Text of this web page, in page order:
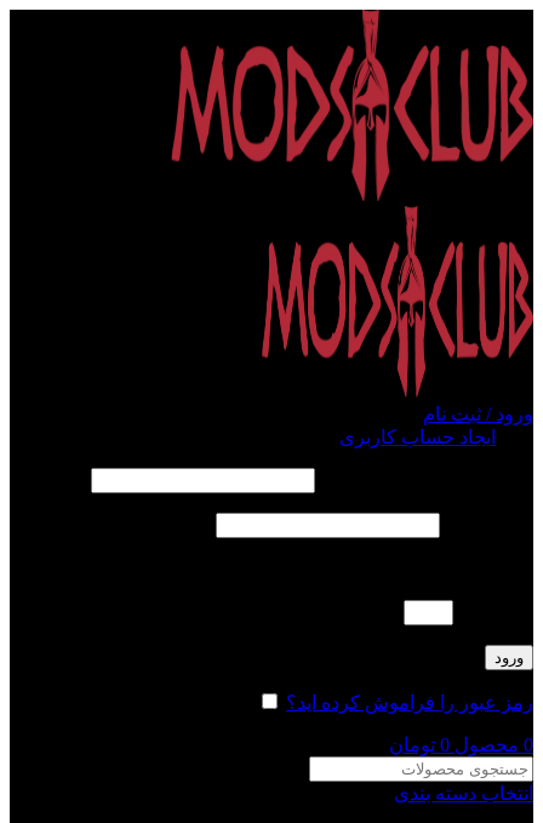
ورود / ثبت نام
ایجاد حساب کاربری
ورود
رمز عبور را فراموش کرده اید؟
0 محصول 0 تومان
انتخاب دسته بندی